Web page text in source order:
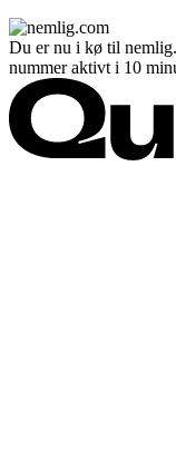
Du er nu i kø til
nummer aktivt i 10